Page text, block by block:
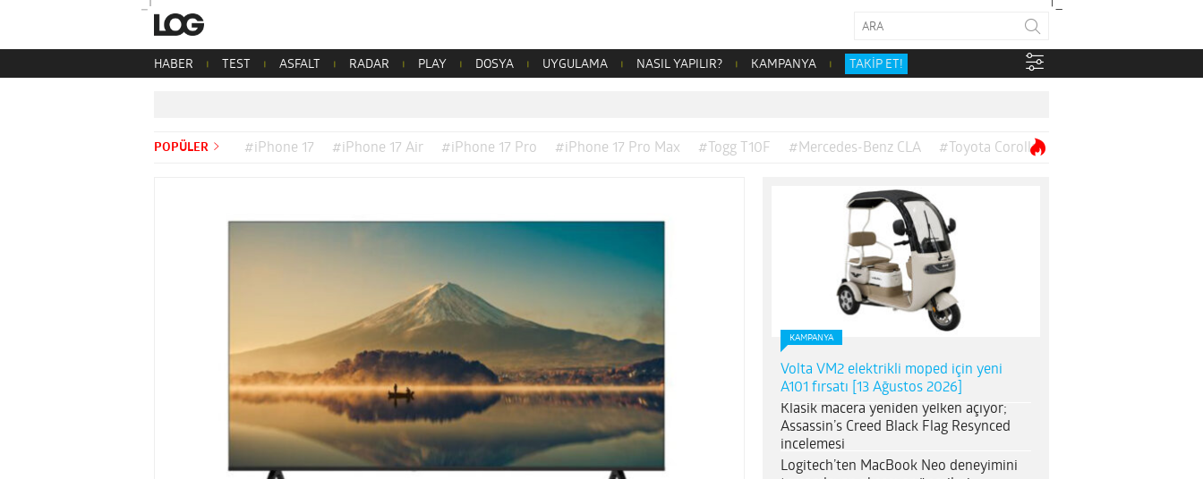
HABER TEST ASFALT RADAR PLAY DOSYA UYGULAMA NASIL YAPILIR? KAMPANYA TAKİP ET!
POPÜLER #iPhone 17 #iPhone 17 Air #iPhone 17 Pro #iPhone 17 Pro Max #Togg T10F #Mercedes-Benz CLA #Toyota Corolla
KAMPANYA
Volta VM2 elektrikli moped için yeni
A101 fırsatı [13 Ağustos 2026]
Klasik macera yeniden yelken açıyor;
Assassin’s Creed Black Flag Resynced
incelemesi
Logitech’ten MacBook Neo deneyimini